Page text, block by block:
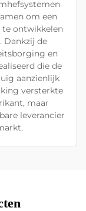
om een
te ontwikkelen
Dankzij de
en
die de
aanzienlijk
versterkte
maar
leverancier